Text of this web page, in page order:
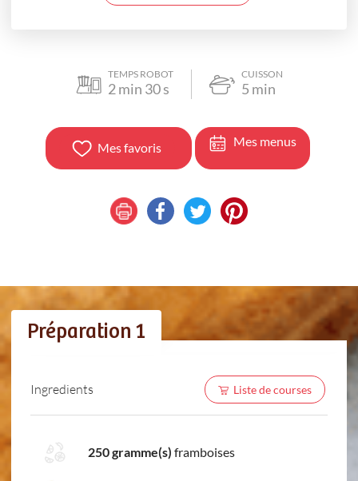
TEMPS ROBOT
2min 30s
CUISSON
5 min
Mes favoris Mes menus
Préparation 1
Ingredients Liste de courses
250 gramme(s) framboises